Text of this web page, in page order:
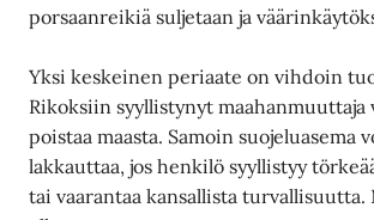
porsaanreikiä suljetaan ja
Yksi keskeinen periaate on vihdoin
Rikoksiin syyllistynyt maahanmuuttaja
poistaa maasta. Samoin suojeluasema
lakkauttaa, jos henkilö syyllistyy
tai vaarantaa kansallista